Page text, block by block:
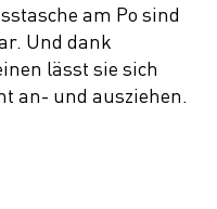
am Po sind
Und dank
lässt sie sich
an- und ausziehen.